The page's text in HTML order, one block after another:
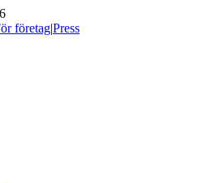
företag|Press